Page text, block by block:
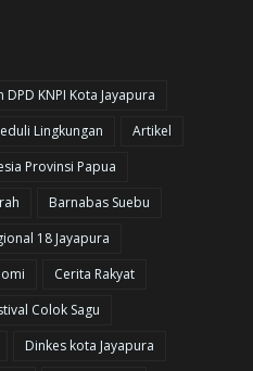
KNPI Kota Jayapura
Lingkungan
Artikel
Provinsi Papua
Barnabas Suebu
18 Jayapura
Cerita Rakyat
Colok Sagu
Dinkes kota Jayapura